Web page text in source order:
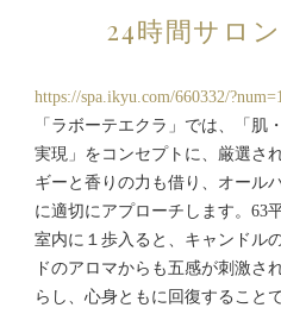
24時間サロ
https://spa.ikyu.com/660332/?num=1
「ラボーテエクラ」では、「肌
実現」をコンセプトに、厳選さ
ギーと香りの力も借り、オール
に適切にアプローチします。63
室内に１歩入ると、キャンドル
ドのアロマからも五感が刺激さ
らし、心身ともに回復すること